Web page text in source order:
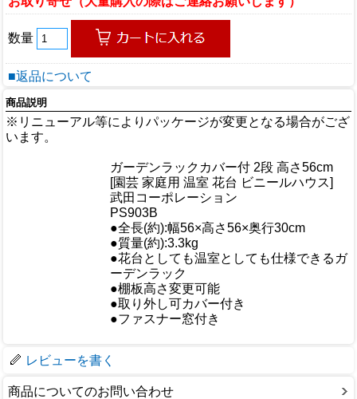
数量
■返品について
商品説明
※リニューアル等によりパッケージが変更となる場合がござ
います。
ガーデンラックカバー付 2段 高さ56cm
[園芸 家庭用 温室 花台 ビニールハウス]
武田コーポレーション
PS903B
●全長(約):幅56×高さ56×奥行30cm
●質量(約):3.3kg
●花台としても温室としても仕様できるガ
ーデンラック
●棚板高さ変更可能
●取り外し可カバー付き
●ファスナー窓付き
レビューを書く
商品についてのお問い合わせ